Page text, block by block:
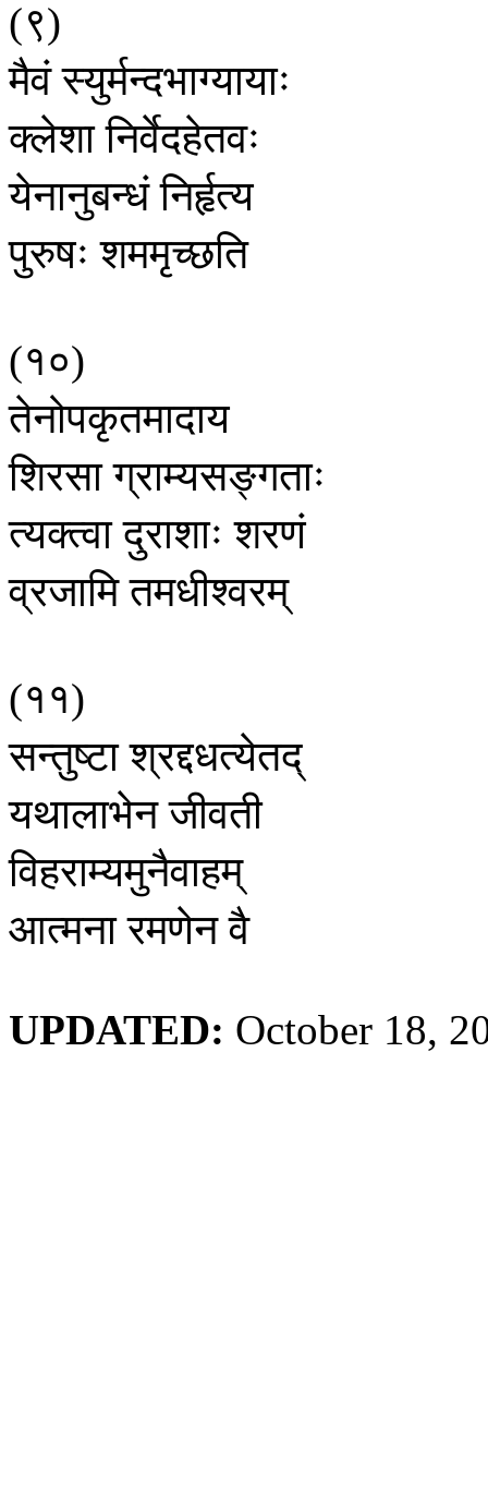
(९)
मैवंस्युर्मन्दभाग्यायाः
क्लेशानिर्वेदहेतवः
येनानुबन्धंनिर्हृत्य
पुरुषः शममृच्छति
(१०)
तेनोपकृतमादाय
शिरसाग्राम्यसङ्गताः
त्यक्त्वादुराशाः शरणं
व्रजामितमधीश्वरम्
(११)
सन्तुष्टाश्रद्दधत्येतद्
यथालाभेनजीवती
विहराम्यमुनैवाहम्
आत्मनारमणेनवै
UPDATED: October 18,